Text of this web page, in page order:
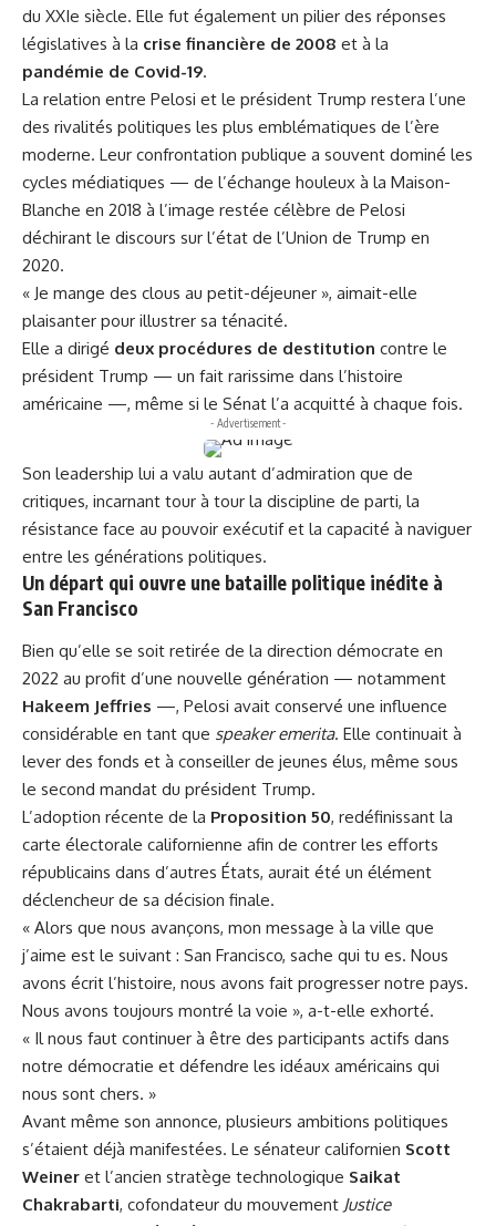
du XXIe siècle. Elle fut également un pilier des réponses
législatives à la crise financière de 2008 et à la
pandémie de Covid-19.
La relation entre Pelosi et le président Trump restera l’une
des rivalités politiques les plus emblématiques de l’ère
moderne. Leur confrontation publique a souvent dominé les
cycles médiatiques — de l’échange houleux à la Maison-
Blanche en 2018 à l’image restée célèbre de Pelosi
déchirant le discours sur l’état de l’Union de Trump en
2020.
« Je mange des clous au petit-déjeuner », aimait-elle
plaisanter pour illustrer sa ténacité.
Elle a dirigé deux procédures de destitution contre le
président Trump — un fait rarissime dans l’histoire
américaine —, même si le Sénat l’a acquitté à chaque fois.
- Advertisement -
Son leadership lui a valu autant d’admiration que de
critiques, incarnant tour à tour la discipline de parti, la
résistance face au pouvoir exécutif et la capacité à naviguer
entre les générations politiques.
Un départ qui ouvre une bataille politique inédite à
San Francisco
Bien qu’elle se soit retirée de la direction démocrate en
2022 au profit d’une nouvelle génération — notamment
Hakeem Jeffries —, Pelosi avait conservé une influence
considérable en tant que speaker emerita. Elle continuait à
lever des fonds et à conseiller de jeunes élus, même sous
le second mandat du président Trump.
L’adoption récente de la Proposition 50, redéfinissant la
carte électorale californienne afin de contrer les efforts
républicains dans d’autres États, aurait été un élément
déclencheur de sa décision finale.
« Alors que nous avançons, mon message à la ville que
j’aime est le suivant : San Francisco, sache qui tu es. Nous
avons écrit l’histoire, nous avons fait progresser notre pays.
Nous avons toujours montré la voie », a-t-elle exhorté.
« Il nous faut continuer à être des participants actifs dans
notre démocratie et défendre les idéaux américains qui
nous sont chers. »
Avant même son annonce, plusieurs ambitions politiques
s’étaient déjà manifestées. Le sénateur californien Scott
Weiner et l’ancien stratège technologique Saikat
Chakrabarti, cofondateur du mouvement Justice